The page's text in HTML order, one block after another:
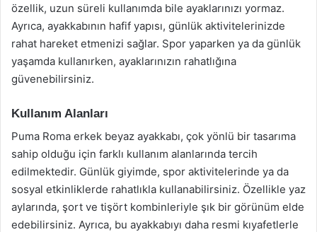
özellik, uzun süreli kullanımda bile ayaklarınızı yormaz.
Ayrıca, ayakkabının hafif yapısı, günlük aktivitelerinizde
rahat hareket etmenizi sağlar. Spor yaparken ya da günlük
yaşamda kullanırken, ayaklarınızın rahatlığına
güvenebilirsiniz.
Kullanım Alanları
Puma Roma erkek beyaz ayakkabı, çok yönlü bir tasarıma
sahip olduğu için farklı kullanım alanlarında tercih
edilmektedir. Günlük giyimde, spor aktivitelerinde ya da
sosyal etkinliklerde rahatlıkla kullanabilirsiniz. Özellikle yaz
aylarında, şort ve tişört kombinleriyle şık bir görünüm elde
edebilirsiniz. Ayrıca, bu ayakkabıyı daha resmi kıyafetlerle